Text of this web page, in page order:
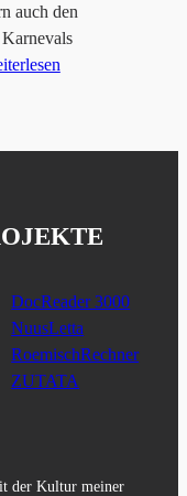
auch den
DocReader 3000
NuusLetta
RoemischRechner
ZUTATA
der Kultur meiner